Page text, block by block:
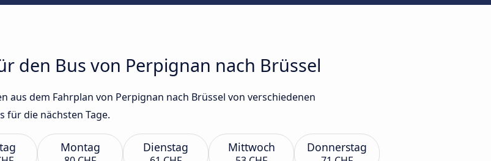
den Bus von Perpignan nach Brüssel
aus dem Fahrplan von Perpignan nach Brüssel von verschiedenen
für die nächsten Tage.
Montag Dienstag Mittwoch Donnerstag